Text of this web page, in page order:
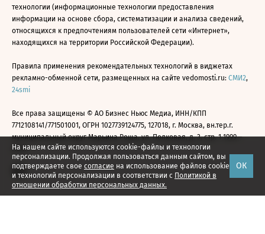
На нашем сайте используются cookie-файлы и технологии
персонализации. Продолжая пользоваться данным сайтом, вы
подтверждаете свое согласие на использование файлов cookie
и технологий персонализации в соответствии с Политикой в
отношении обработки персональных данных.
ОК
технологии (информационные технологии предоставления
информации на основе сбора, систематизации и анализа сведений,
относящихся к предпочтениям пользователей сети «Интернет»,
находящихся на территории Российской Федерации).
Правила применения рекомендательных технологий в виджетах
рекламно-обменной сети, размещенных на сайте vedomosti.ru: СМИ2,
24smi
Все права защищены © АО Бизнес Ньюс Медиа, ИНН/КПП
7712108141/771501001, ОГРН 1027739124775, 127018, г. Москва, вн.тер.г.
муниципальный округ Марьина Роща, ул. Полковая, д. 3, стр. 1 1999—
2026